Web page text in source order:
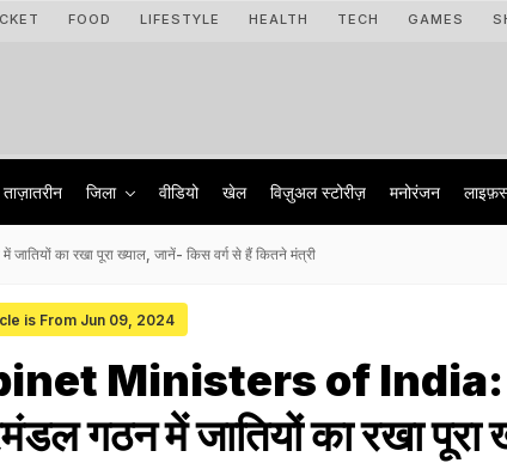
FOOD LIFESTYLE HEALTH TECH GAMES
ताज़ातरीन जिला वीडियो खेल विज़ुअल स्टोरीज़ मनोरंजन
का रखा पूरा ख्याल, जानें- किस वर्ग से हैं कितने मंत्री
is From Jun 09, 2024
Ministers of India:
गठन में जातियों का रखा पूरा